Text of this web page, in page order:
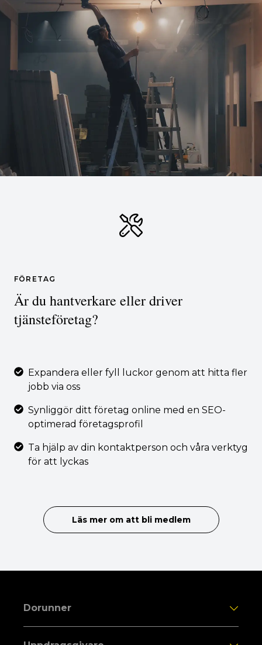
FÖRETAG
Är du hantverkare eller driver
tjänsteföretag?
Expandera eller fyll luckor genom att hitta fler
jobb via oss
Synliggör ditt företag online med en SEO-
optimerad företagsprofil
Ta hjälp av din kontaktperson och våra verktyg
för att lyckas
Läs mer om att bli medlem
Dorunner